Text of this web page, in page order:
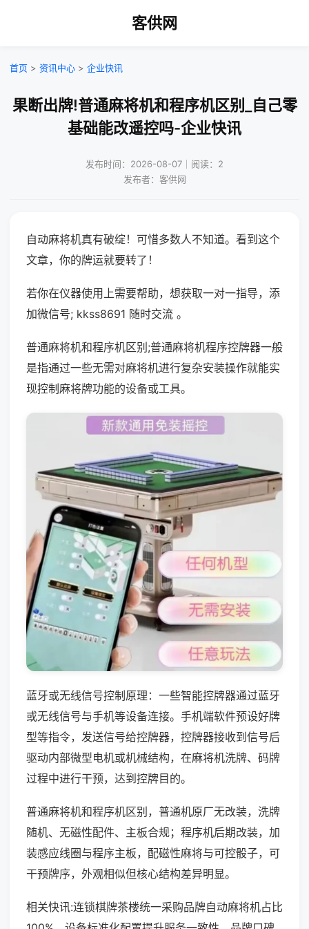
客供网
首页 > 资讯中心 > 企业快讯
果断出牌!普通麻将机和程序机区别_自己零
基础能改遥控吗-企业快讯
发布时间：2026-08-07｜阅读：2
发布者：客供网
自动麻将机真有破绽！可惜多数人不知道。看到这个
文章，你的牌运就要转了！
若你在仪器使用上需要帮助，想获取一对一指导，添
加微信号; kkss8691 随时交流 。
普通麻将机和程序机区别;普通麻将机程序控牌器一般
是指通过一些无需对麻将机进行复杂安装操作就能实
现控制麻将牌功能的设备或工具。
蓝牙或无线信号控制原理：一些智能控牌器通过蓝牙
或无线信号与手机等设备连接。手机端软件预设好牌
型等指令，发送信号给控牌器，控牌器接收到信号后
驱动内部微型电机或机械结构，在麻将机洗牌、码牌
过程中进行干预，达到控牌目的。
普通麻将机和程序机区别，普通机原厂无改装，洗牌
随机、无磁性配件、主板合规；程序机后期改装，加
装感应线圈与程序主板，配磁性麻将与可控骰子，可
干预牌序，外观相似但核心结构差异明显。
相关快讯:连锁棋牌茶楼统一采购品牌自动麻将机占比